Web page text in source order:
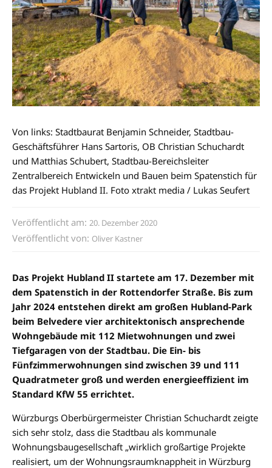
Von links: Stadtbaurat Benjamin Schneider, Stadtbau-
Geschäftsführer Hans Sartoris, OB Christian Schuchardt
und Matthias Schubert, Stadtbau-Bereichsleiter
Zentralbereich Entwickeln und Bauen beim Spatenstich für
das Projekt Hubland II. Foto xtrakt media / Lukas Seufert
Veröffentlicht am: 20. Dezember 2020
Veröffentlicht von: Oliver Kastner
Das Projekt Hubland II startete am 17. Dezember mit
dem Spatenstich in der Rottendorfer Straße. Bis zum
Jahr 2024 entstehen direkt am großen Hubland-Park
beim Belvedere vier architektonisch ansprechende
Wohngebäude mit 112 Mietwohnungen und zwei
Tiefgaragen von der Stadtbau. Die Ein- bis
Fünfzimmerwohnungen sind zwischen 39 und 111
Quadratmeter groß und werden energieeffizient im
Standard KfW 55 errichtet.
Würzburgs Oberbürgermeister Christian Schuchardt zeigte
sich sehr stolz, dass die Stadtbau als kommunale
Wohnungsbaugesellschaft „wirklich großartige Projekte
realisiert, um der Wohnungsraumknappheit in Würzburg